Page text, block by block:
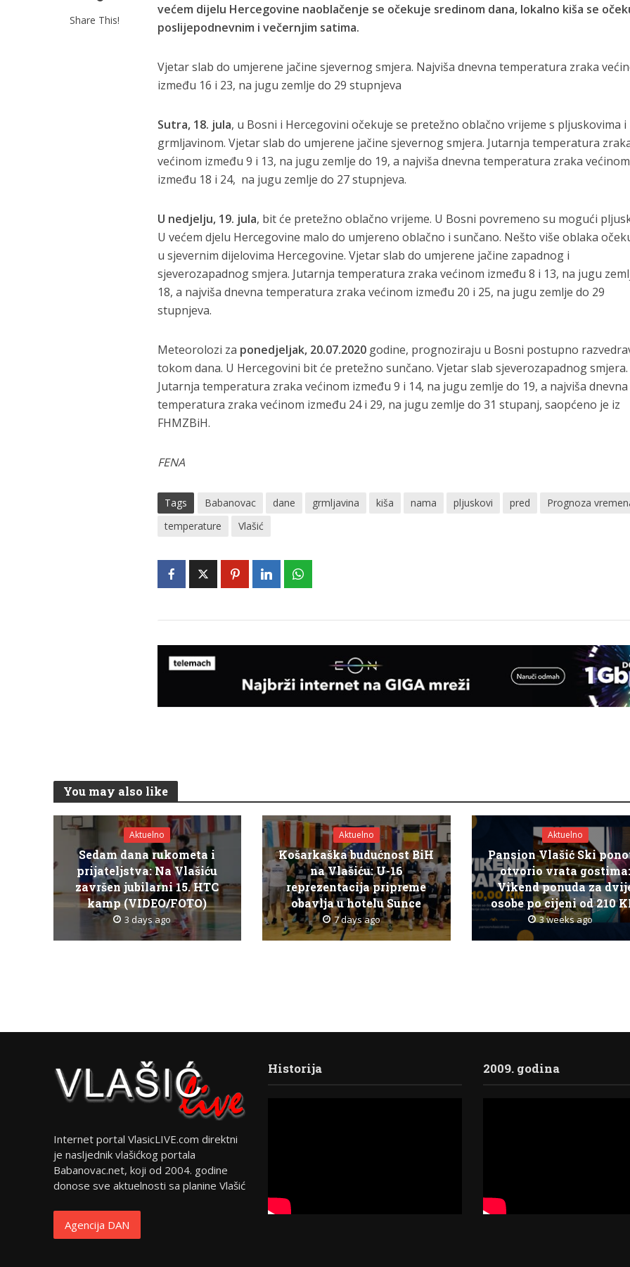
Share This!
većem dijelu Hercegovine naoblačenje se očekuje sredinom dana, lokalno kiša se
poslijepodnevnim i večernjim satima.
Vjetar slab do umjerene jačine sjevernog smjera. Najviša dnevna temperatura zraka
između 16 i 23, na jugu zemlje do 29 stupnjeva
Sutra, 18. jula, u Bosni i Hercegovini očekuje se pretežno oblačno vrijeme s pljuskovima i
grmljavinom. Vjetar slab do umjerene jačine sjevernog smjera. Jutarnja temperatura
većinom između 9 i 13, na jugu zemlje do 19, a najviša dnevna temperatura zraka većinom
između 18 i 24, na jugu zemlje do 27 stupnjeva.
U nedjelju, 19. jula, bit će pretežno oblačno vrijeme. U Bosni povremeno su mogući
U većem djelu Hercegovine malo do umjereno oblačno i sunčano. Nešto više oblaka
u sjevernim dijelovima Hercegovine. Vjetar slab do umjerene jačine zapadnog i
sjeverozapadnog smjera. Jutarnja temperatura zraka većinom između 8 i 13, na jugu
18, a najviša dnevna temperatura zraka većinom između 20 i 25, na jugu zemlje do 29
stupnjeva.
Meteorolozi za ponedjeljak, 20.07.2020 godine, prognoziraju u Bosni postupno
tokom dana. U Hercegovini bit će pretežno sunčano. Vjetar slab sjeverozapadnog smjera.
Jutarnja temperatura zraka većinom između 9 i 14, na jugu zemlje do 19, a najviša dnevna
temperatura zraka većinom između 24 i 29, na jugu zemlje do 31 stupanj, saopćeno je iz
FHMZBiH.
FENA
Tags Babanovac dane grmljavina kiša nama pljuskovi pred
Prognoza
temperature
Vlašić
You may also like
Aktuelno
Sedam dana rukometa i
prijateljstva: Na Vlašiću
završen jubilarni 15. HTC
kamp (VIDEO/FOTO)
3 days ago
Aktuelno
Košarkaška budućnost BiH
na Vlašiću: U-16
reprezentacija pripreme
obavlja u hotelu Sunce
7 days ago
Aktuelno
Pansion Vlašić Ski
otvorio vrata gostima:
Vikend ponuda za
osobe po cijeni od 210
3 weeks ago
Internet portal VlasicLIVE.com direktni
je nasljednik vlašićkog portala
Babanovac.net, koji od 2004. godine
donose sve aktuelnosti sa planine Vlašić
Agencija DAN
Historija 2009. godina